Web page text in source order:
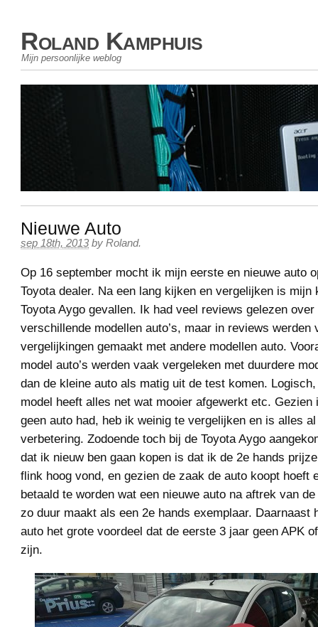
Roland Kamphuis
Mijn persoonlijke weblog
Nieuwe Auto
sep 18th, 2013 by Roland.
Op 16 september mocht ik mijn eerste en nieuwe auto
Toyota dealer. Na een lang kijken en vergelijken is mijn
Toyota Aygo gevallen. Ik had veel reviews gelezen over
verschillende modellen auto’s, maar in reviews werden
vergelijkingen gemaakt met andere modellen auto.
model auto’s werden vaak vergeleken met duurdere
dan de kleine auto als matig uit de test komen.
model heeft alles net wat mooier afgewerkt etc. Gezien
geen auto had, heb ik weinig te vergelijken en is alles
verbetering. Zodoende toch bij de Toyota Aygo
dat ik nieuw ben gaan kopen is dat ik de 2e hands
flink hoog vond, en gezien de zaak de auto koopt hoeft
betaald te worden wat een nieuwe auto na aftrek van
zo duur maakt als een 2e hands exemplaar. Daarnaast
auto het grote voordeel dat de eerste 3 jaar geen APK
zijn.